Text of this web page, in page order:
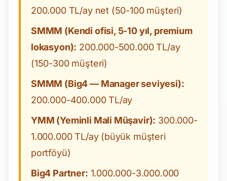
200.000 TL/ay net (50-100 müşteri)
SMMM (Kendi ofisi, 5-10 yıl, premium
lokasyon): 200.000-500.000 TL/ay
(150-300 müşteri)
SMMM (Big4 — Manager seviyesi):
200.000-400.000 TL/ay
YMM (Yeminli Mali Müşavir): 300.000-
1.000.000 TL/ay (büyük müşteri
portföyü)
Big4 Partner: 1.000.000-3.000.000